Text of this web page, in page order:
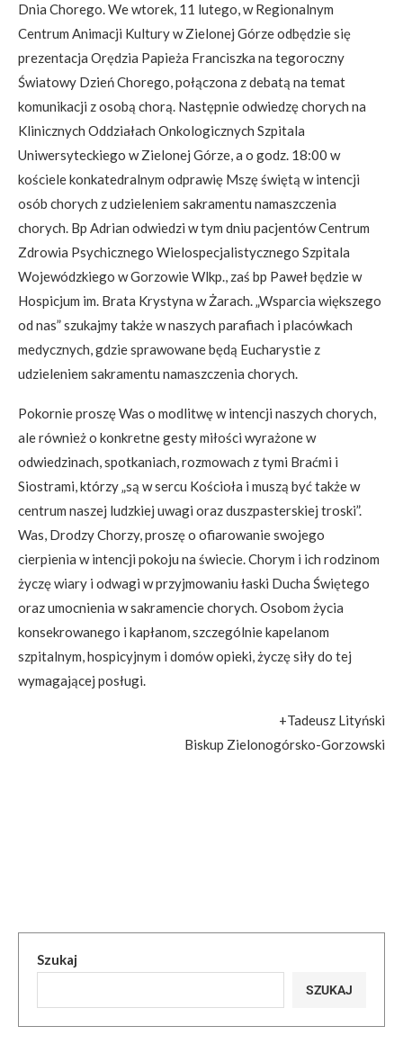
Dnia Chorego. We wtorek, 11 lutego, w Regionalnym
Centrum Animacji Kultury w Zielonej Górze odbędzie się
prezentacja Orędzia Papieża Franciszka na tegoroczny
Światowy Dzień Chorego, połączona z debatą na temat
komunikacji z osobą chorą. Następnie odwiedzę chorych na
Klinicznych Oddziałach Onkologicznych Szpitala
Uniwersyteckiego w Zielonej Górze, a o godz. 18:00 w
kościele konkatedralnym odprawię Mszę świętą w intencji
osób chorych z udzieleniem sakramentu namaszczenia
chorych. Bp Adrian odwiedzi w tym dniu pacjentów Centrum
Zdrowia Psychicznego Wielospecjalistycznego Szpitala
Wojewódzkiego w Gorzowie Wlkp., zaś bp Paweł będzie w
Hospicjum im. Brata Krystyna w Żarach. „Wsparcia większego
od nas” szukajmy także w naszych parafiach i placówkach
medycznych, gdzie sprawowane będą Eucharystie z
udzieleniem sakramentu namaszczenia chorych.
Pokornie proszę Was o modlitwę w intencji naszych chorych,
ale również o konkretne gesty miłości wyrażone w
odwiedzinach, spotkaniach, rozmowach z tymi Braćmi i
Siostrami, którzy „są w sercu Kościoła i muszą być także w
centrum naszej ludzkiej uwagi oraz duszpasterskiej troski”.
Was, Drodzy Chorzy, proszę o ofiarowanie swojego
cierpienia w intencji pokoju na świecie. Chorym i ich rodzinom
życzę wiary i odwagi w przyjmowaniu łaski Ducha Świętego
oraz umocnienia w sakramencie chorych. Osobom życia
konsekrowanego i kapłanom, szczególnie kapelanom
szpitalnym, hospicyjnym i domów opieki, życzę siły do tej
wymagającej posługi.
+Tadeusz Lityński
Biskup Zielonogórsko-Gorzowski
Szukaj
SZUKAJ